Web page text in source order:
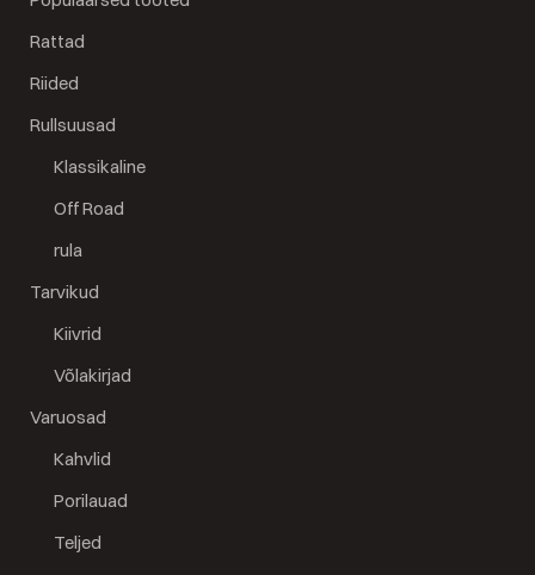
Rattad
Riided
Rullsuusad
Klassikaline
Off Road
rula
Tarvikud
Kiivrid
Võlakirjad
Varuosad
Kahvlid
Porilauad
Teljed